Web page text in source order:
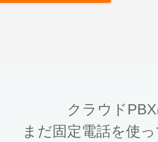
クラウド
まだ固定電話を使